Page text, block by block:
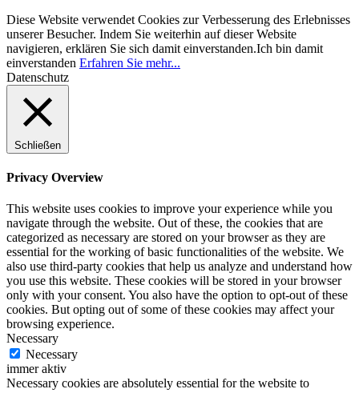
Diese Website verwendet Cookies zur Verbesserung des Erlebnisses
unserer Besucher. Indem Sie weiterhin auf dieser Website
navigieren, erklären Sie sich damit einverstanden.Ich bin damit
einverstanden Erfahren Sie mehr...
Datenschutz
Schließen
Privacy Overview
This website uses cookies to improve your experience while you
navigate through the website. Out of these, the cookies that are
categorized as necessary are stored on your browser as they are
essential for the working of basic functionalities of the website. We
also use third-party cookies that help us analyze and understand how
you use this website. These cookies will be stored in your browser
only with your consent. You also have the option to opt-out of these
cookies. But opting out of some of these cookies may affect your
browsing experience.
Necessary
Necessary
immer aktiv
Necessary cookies are absolutely essential for the website to